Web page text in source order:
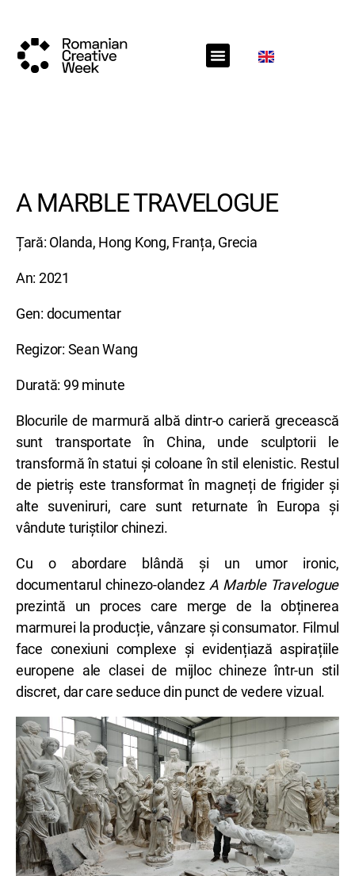
A MARBLE TRAVELOGUE
Țară: Olanda, Hong Kong, Franța, Grecia
An: 2021
Gen: documentar
Regizor: Sean Wang
Durată: 99 minute
Blocurile de marmură albă dintr-o carieră grecească
sunt transportate în China, unde sculptorii le
transformă în statui și coloane în stil elenistic. Restul
de pietriș este transformat în magneți de frigider și
alte suveniruri, care sunt returnate în Europa și
vândute turiștilor chinezi.
Cu o abordare blândă și un umor ironic,
documentarul chinezo-olandez A Marble Travelogue
prezintă un proces care merge de la obținerea
marmurei la producție, vânzare și consumator. Filmul
face conexiuni complexe și evidențiază aspirațiile
europene ale clasei de mijloc chineze într-un stil
discret, dar care seduce din punct de vedere vizual.